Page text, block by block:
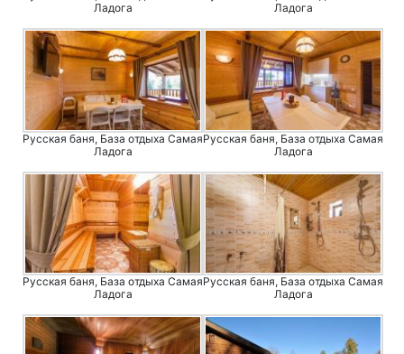
Ладога
Ладога
Русская баня, База отдыха Самая
Ладога
Русская баня, База отдыха Самая
Ладога
Русская баня, База отдыха Самая
Ладога
Русская баня, База отдыха Самая
Ладога